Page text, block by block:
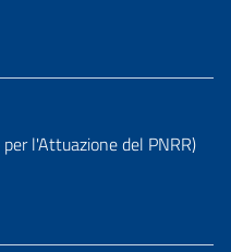
l'Attuazione del PNRR)